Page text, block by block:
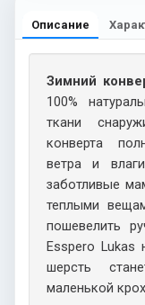
Описание
Зимний
100%
ткани
конверта
ветра и
заботливые
теплыми
пошевелить
Esspero Lukas
шерсть
маленькой